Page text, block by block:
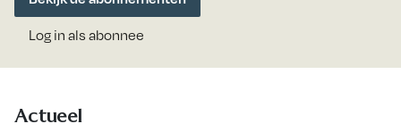
Log in als abonnee
Actueel